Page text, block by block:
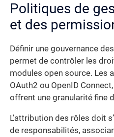
Politiques de
et des
Définir une gouvernance
permet de contrôler les
modules open source. Les
OAuth2 ou OpenID
offrent une granularité fine
L’attribution des rôles doit
de responsabilités,